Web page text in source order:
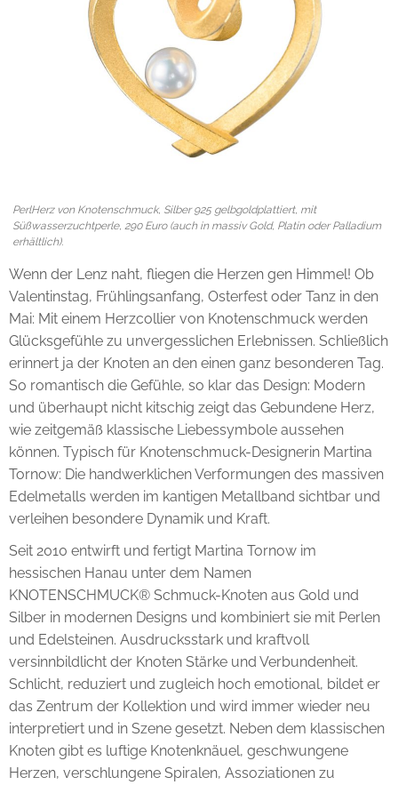
PerlHerz von Knotenschmuck, Silber 925 gelbgoldplattiert, mit
Süßwasserzuchtperle, 290 Euro (auch in massiv Gold, Platin oder Palladium
erhältlich).
Wenn der Lenz naht, fliegen die Herzen gen Himmel! Ob
Valentinstag, Frühlingsanfang, Osterfest oder Tanz in den
Mai: Mit einem Herzcollier von Knotenschmuck werden
Glücksgefühle zu unvergesslichen Erlebnissen. Schließlich
erinnert ja der Knoten an den einen ganz besonderen Tag.
So romantisch die Gefühle, so klar das Design: Modern
und überhaupt nicht kitschig zeigt das Gebundene Herz,
wie zeitgemäß klassische Liebessymbole aussehen
können. Typisch für Knotenschmuck-Designerin Martina
Tornow: Die handwerklichen Verformungen des massiven
Edelmetalls werden im kantigen Metallband sichtbar und
verleihen besondere Dynamik und Kraft.
Seit 2010 entwirft und fertigt Martina Tornow im
hessischen Hanau unter dem Namen
KNOTENSCHMUCK® Schmuck-Knoten aus Gold und
Silber in modernen Designs und kombiniert sie mit Perlen
und Edelsteinen. Ausdrucksstark und kraftvoll
versinnbildlicht der Knoten Stärke und Verbundenheit.
Schlicht, reduziert und zugleich hoch emotional, bildet er
das Zentrum der Kollektion und wird immer wieder neu
interpretiert und in Szene gesetzt. Neben dem klassischen
Knoten gibt es luftige Knotenknäuel, geschwungene
Herzen, verschlungene Spiralen, Assoziationen zu